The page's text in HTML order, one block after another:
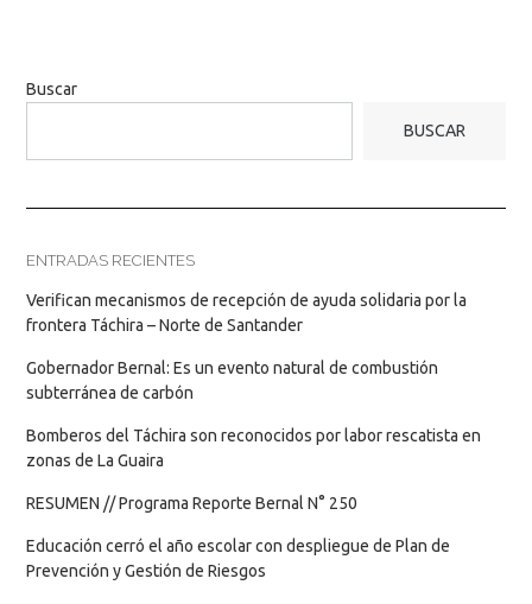
Buscar
BUSCAR
ENTRADAS RECIENTES
Verifican mecanismos de recepción de ayuda solidaria por la
frontera Táchira – Norte de Santander
Gobernador Bernal: Es un evento natural de combustión
subterránea de carbón
Bomberos del Táchira son reconocidos por labor rescatista en
zonas de La Guaira
RESUMEN // Programa Reporte Bernal N° 250
Educación cerró el año escolar con despliegue de Plan de
Prevención y Gestión de Riesgos